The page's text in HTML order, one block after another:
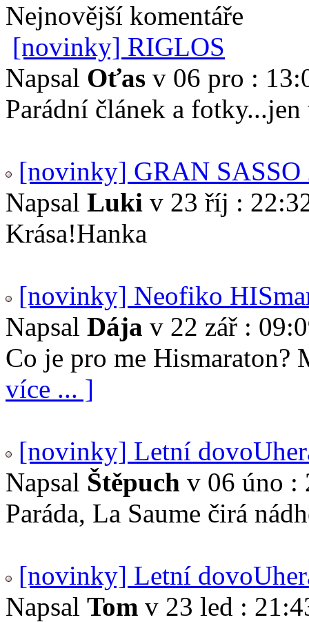
Nejnovější komentáře
[novinky] RIGLOS
Napsal Oťas v 06 pro :
Parádní článek a
[novinky] GRAN SASSO
Napsal Luki v 23 říj :
Krása!Hanka
[novinky] Neofiko
Napsal Dája v 22 zář :
Co je pro me Hismaraton?
více ... ]
[novinky] Letní
Napsal Štěpuch v 06 úno :
Paráda, La Saume čirá
[novinky] Letní
Napsal Tom v 23 led :